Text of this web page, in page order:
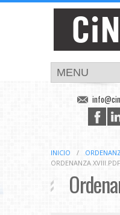
INICIO /
ORDENANZA XVIII.PDF